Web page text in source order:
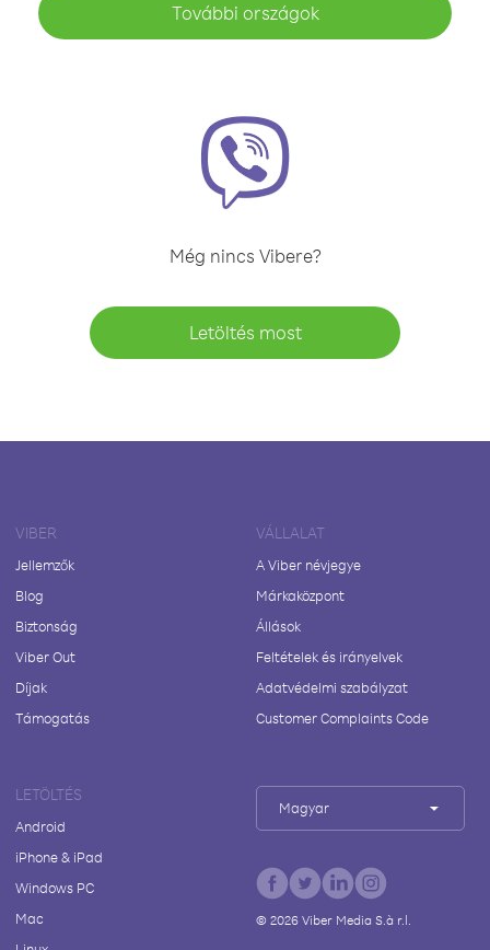
További országok
Még nincs Vibere?
Letöltés most
VIBER
Jellemzők
Blog
Biztonság
Viber Out
Díjak
Támogatás
VÁLLALAT
A Viber névjegye
Márkaközpont
Állások
Feltételek és irányelvek
Adatvédelmi szabályzat
Customer Complaints Code
LETÖLTÉS
Android
iPhone & iPad
Windows PC
Mac
Magyar
© 2026Viber Media S.à r.l.